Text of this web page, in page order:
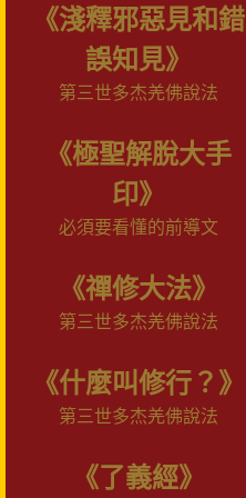
《淺釋邪惡見和錯
誤知見》
第三世多杰羌佛說法
《極聖解脫大手
印》
必須要看懂的前導文
《禪修大法》
第三世多杰羌佛說法
《什麼叫修行？》
第三世多杰羌佛說法
《了義經》